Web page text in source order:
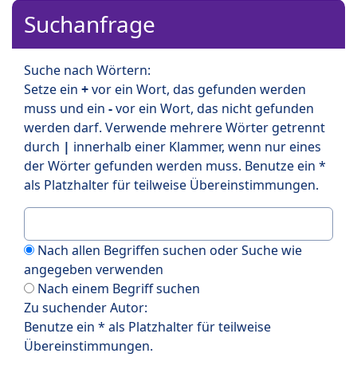
Suchanfrage
Suche nach Wörtern:
Setze ein +vor ein Wort, das gefunden werden
muss und ein -vor ein Wort, das nicht gefunden
werden darf. Verwende mehrere Wörter getrennt
durch | innerhalb einer Klammer, wenn nur eines
der Wörter gefunden werden muss. Benutze ein *
als Platzhalter für teilweise Übereinstimmungen.
Nach allen Begriffen suchen oder Suche wie
angegeben verwenden
Nach einem Begriff suchen
Zu suchender Autor:
Benutze ein * als Platzhalter für teilweise
Übereinstimmungen.